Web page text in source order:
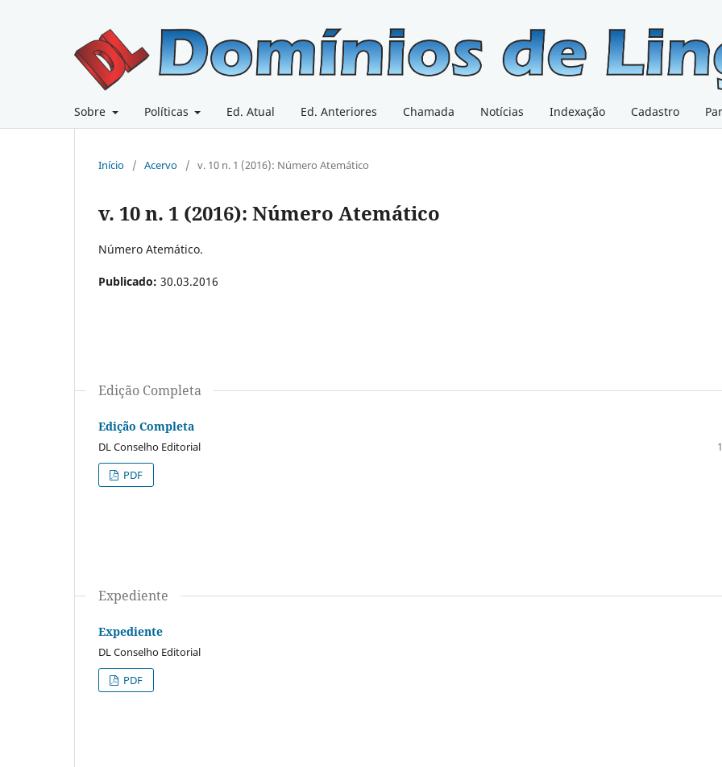
Sobre Políticas Ed. Atual Ed. Anteriores Chamada Notícias Indexação Cadastro
Início / Acervo / v. 10 n. 1 (2016): Número Atemático
v. 10 n. 1 (2016): Número Atemático
Número Atemático.
Publicado: 30.03.2016
Edição Completa
Edição Completa
DL Conselho Editorial
PDF
Expediente
Expediente
DL Conselho Editorial
PDF